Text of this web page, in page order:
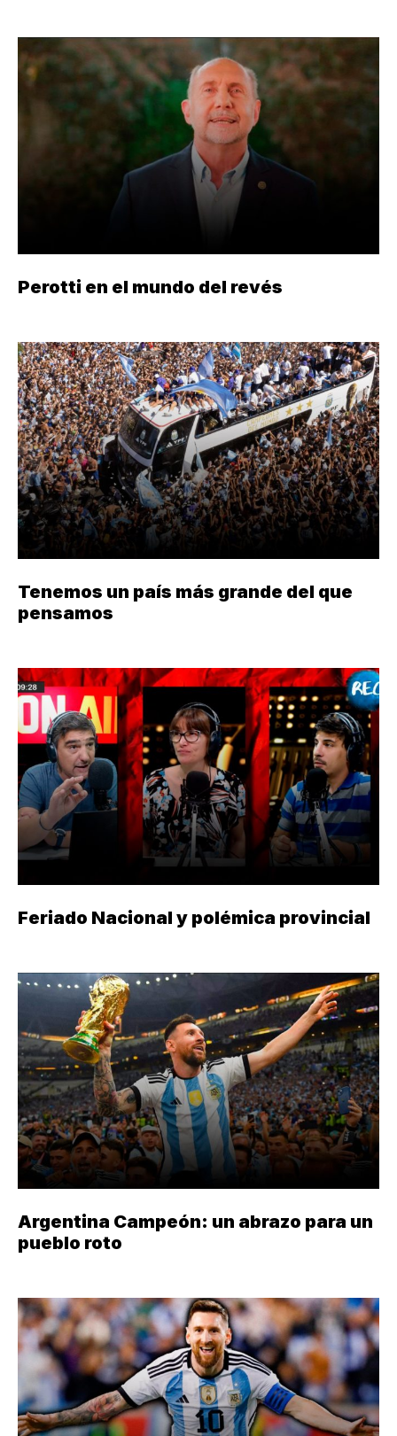
Perotti en el mundo del revés
Tenemos un país más grande del que
pensamos
Feriado Nacional y polémica provincial
Argentina Campeón: un abrazo para un
pueblo roto